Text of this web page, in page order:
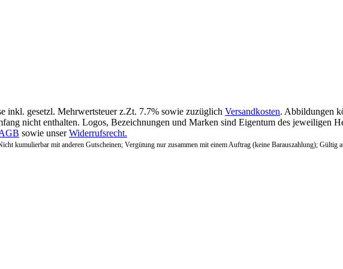
inkl. gesetzl. Mehrwertsteuer z.Zt. 7.7% sowie zuzüglich Versandkosten. Abbildungen
nicht enthalten. Logos, Bezeichnungen und Marken sind Eigentum des jeweiligen
sowie unserWiderrufsrecht.
kumulierbar mit anderen Gutscheinen; Vergütung nur zusammen mit einem Auftrag (keine Barauszahlung); Gültig